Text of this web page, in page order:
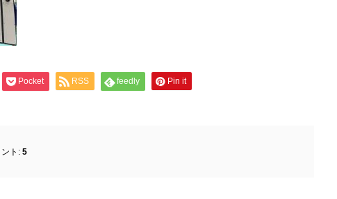
Pocket RSS feedly Pin it
ト: 5